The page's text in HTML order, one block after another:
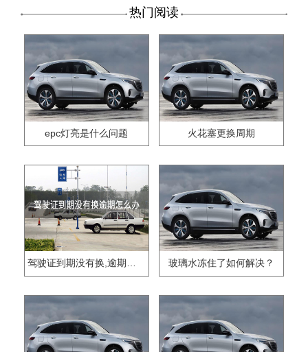
热门阅读
epc灯亮是什么问题 火花塞更换周期
驾驶证到期没有换,逾期怎么办?? 玻璃水冻住了如何解决？